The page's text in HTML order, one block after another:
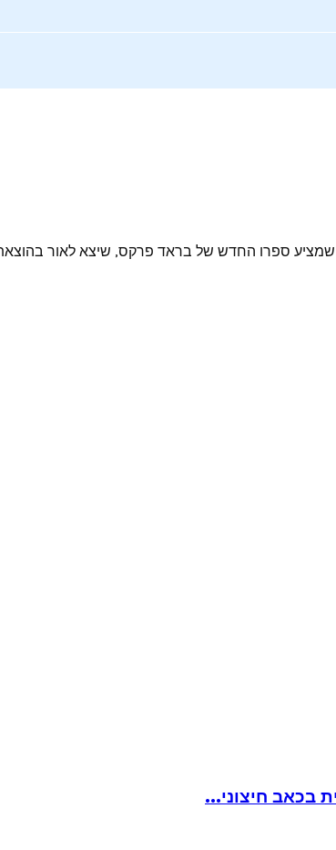
ספרו החדש של בראד פרקס, שיצא לאור בהוצאת
בכאב חיצוני...